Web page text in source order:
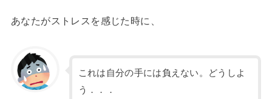
あなたがストレスを感じた時に、
これは自分の手には負えない。どうしよ
う．．．